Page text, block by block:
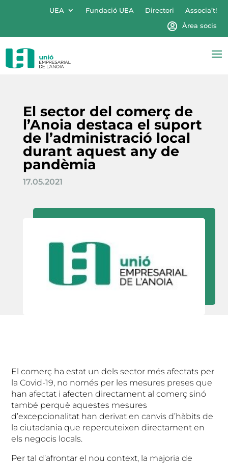
UEA Fundació UEA Directori
Associa’t!
Àrea socis
El sector del comerç de
l’Anoia destaca el suport
de l’administració local
durant aquest any de
pandèmia
17.05.2021
El comerç ha estat un dels sector més afectats per
la Covid-19, no només per les mesures preses que
han afectat i afecten directament al comerç sinó
també perquè aquestes mesures
d’excepcionalitat han derivat en canvis d’hàbits de
la ciutadania que repercuteixen directament en
els negocis locals.
Per tal d’afrontar el nou context, la majoria de